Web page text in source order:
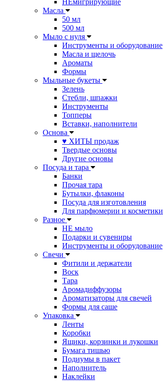
Масла
50 мл
500 мл
Мыло с нуля
Инструменты и оборудование
Масла и щелочь
Ароматы
Формы
Мыльные букеты
Зелень
Стебли, шпажки
Инструменты
Топперы
Вставки, наполнители
Основа
♥ ХИТЫ продаж
Твердые основы
Другие основы
Посуда и тара
Банки
Прочая тара
Бутылки, флаконы
Посуда для изготовления
Для парфюмерии и косметики
Разное
НЕ мыло
Подарки и сувениры
Инструменты и оборудование
Свечи
Фитили и держатели
Воск
Тара
Аромадиффузоры
Ароматизаторы для свечей
Формы для саше
Упаковка
Ленты
Коробки
Ящики, корзинки и лукошки
Бумага тишью
Подиумы в пакет
Наполнитель
Наклейки